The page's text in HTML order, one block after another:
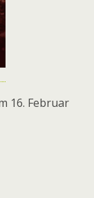
16. Februar